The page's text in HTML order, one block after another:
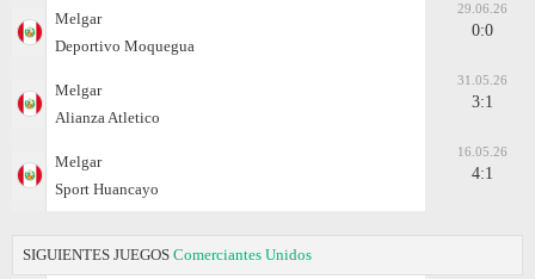
Melgar
Deportivo Moquegua
29.06.26
0:0
Melgar
Alianza Atletico
31.05.26
3:1
Melgar
Sport Huancayo
16.05.26
4:1
SIGUIENTES JUEGOS Comerciantes Unidos